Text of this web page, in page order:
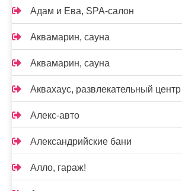
Адам и Ева, SPA-салон
Аквамарин, сауна
Аквамарин, сауна
Аквахаус, развлекательный центр
Алекс-авто
Александрийские бани
Алло, гараж!